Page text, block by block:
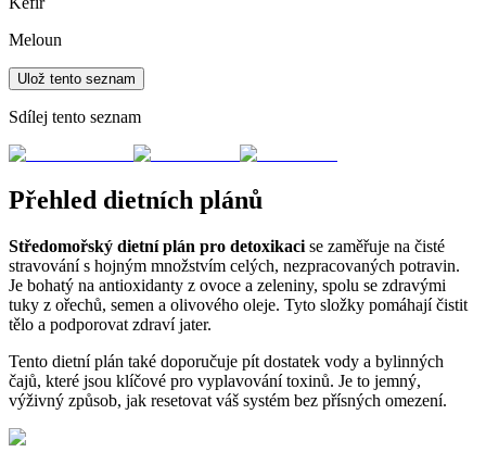
Meloun
Ulož tento seznam
Sdílej tento seznam
Přehled dietních plánů
Středomořský dietní plán pro detoxikaci se zaměřuje na čisté
stravování s hojným množstvím celých, nezpracovaných potravin.
Je bohatý na antioxidanty z ovoce a zeleniny, spolu se zdravými
tuky z ořechů, semen a olivového oleje. Tyto složky pomáhají čistit
tělo a podporovat zdraví jater.
Tento dietní plán také doporučuje pít dostatek vody a bylinných
čajů, které jsou klíčové pro vyplavování toxinů. Je to jemný,
výživný způsob, jak resetovat váš systém bez přísných omezení.